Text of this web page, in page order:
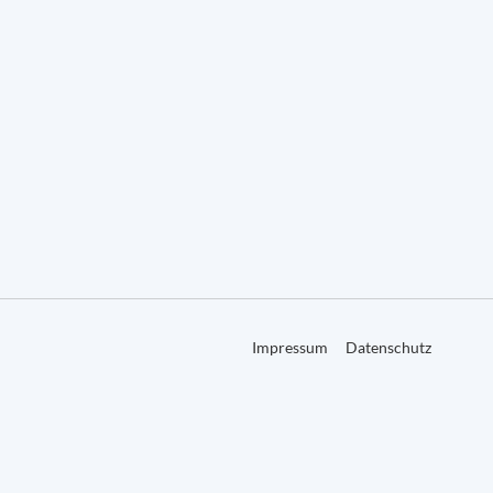
Impressum Datenschutz